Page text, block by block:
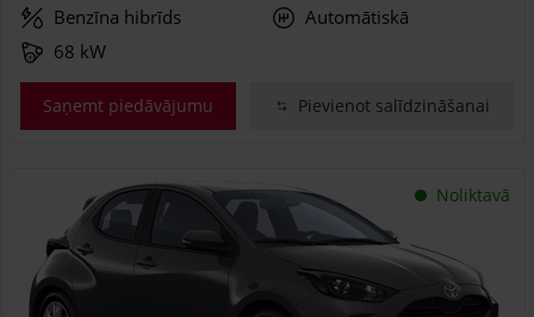
Benzīna hibrīds
Automātiskā
68 kW
Saņemt piedāvājumu Pievienot salīdzināšanai
Noliktavā